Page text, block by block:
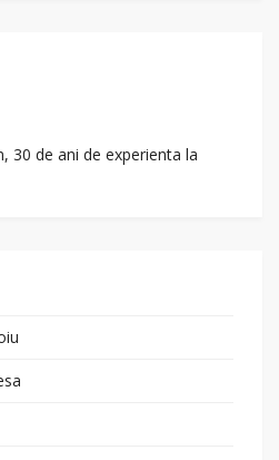
30 de ani de experienta la